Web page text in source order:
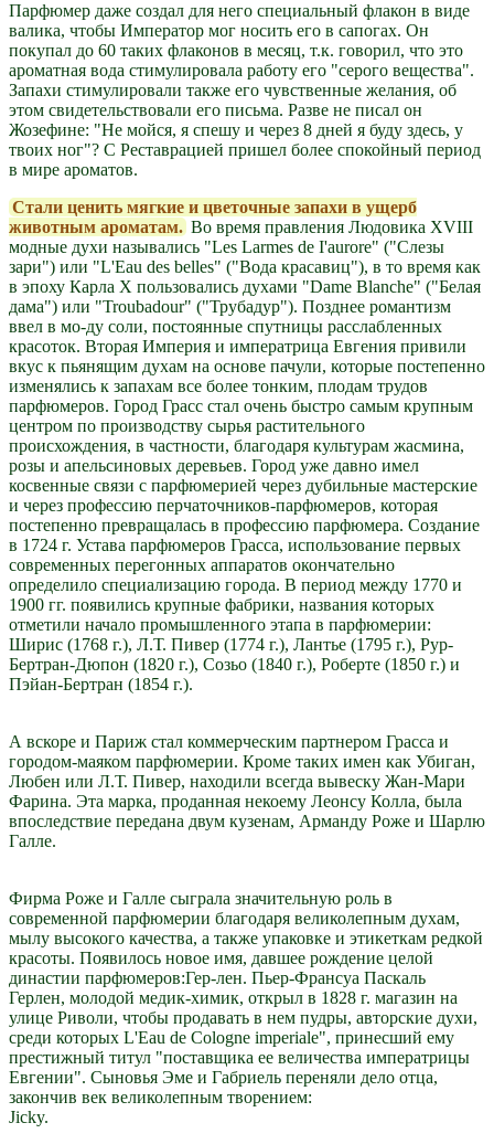
Парфюмер даже создал для него специальный флакон в виде
валика, чтобы Император мог носить его в сапогах. Он
покупал до 60 таких флаконов в месяц, т.к. говорил, что это
ароматная вода стимулировала работу его "серого вещества".
Запахи стимулировали также его чувственные желания, об
этом свидетельствовали его письма. Разве не писал он
Жозефине: "Не мойся, я спешу и через 8 дней я буду здесь, у
твоих ног"? С Реставрацией пришел более спокойный период
в мире ароматов.
Стали ценить мягкие и цветочные запахи в ущерб
животным ароматам. Во время правления Людовика XVIII
модные духи назывались "Les Larmes de I'aurore" ("Слезы
зари") или "L'Eau des belles" ("Вода красавиц"), в то время как
в эпоху Карла Х пользовались духами "Dame Blanche" ("Белая
дама") или "Troubadour" ("Трубадур"). Позднее романтизм
ввел в мо-ду соли, постоянные спутницы расслабленных
красоток. Вторая Империя и императрица Евгения привили
вкус к пьянящим духам на основе пачули, которые постепенно
изменялись к запахам все более тонким, плодам трудов
парфюмеров. Город Грасс стал очень быстро самым крупным
центром по производству сырья растительного
происхождения, в частности, благодаря культурам жасмина,
розы и апельсиновых деревьев. Город уже давно имел
косвенные связи с парфюмерией через дубильные мастерские
и через профессию перчаточников-парфюмеров, которая
постепенно превращалась в профессию парфюмера. Создание
в 1724 г. Устава парфюмеров Грасса, использование первых
современных перегонных аппаратов окончательно
определило специализацию города. В период между 1770 и
1900 гг. появились крупные фабрики, названия которых
отметили начало промышленного этапа в парфюмерии:
Ширис (1768 г.), Л.Т. Пивер (1774 г.), Лантье (1795 г.), Рур-
Бертран-Дюпон (1820 г.), Созьо (1840 г.), Роберте (1850 г.) и
Пэйан-Бертран (1854 г.).
А вскоре и Париж стал коммерческим партнером Грасса и
городом-маяком парфюмерии. Кроме таких имен как Убиган,
Любен или Л.Т. Пивер, находили всегда вывеску Жан-Мари
Фарина. Эта марка, проданная некоему Леонсу Колла, была
впоследствие передана двум кузенам, Арманду Роже и Шарлю
Галле.
Фирма Роже и Галле сыграла значительную роль в
современной парфюмерии благодаря великолепным духам,
мылу высокого качества, а также упаковке и этикеткам редкой
красоты. Появилось новое имя, давшее рождение целой
династии парфюмеров:Гер-лен. Пьер-Франсуа Паскаль
Герлен, молодой медик-химик, открыл в 1828 г. магазин на
улице Риволи, чтобы продавать в нем пудры, авторские духи,
среди которых L'Eau de Cologne imperiale", принесший ему
престижный титул "поставщика ее величества императрицы
Евгении". Сыновья Эме и Габриель переняли дело отца,
закончив век великолепным творением:
Jicky.